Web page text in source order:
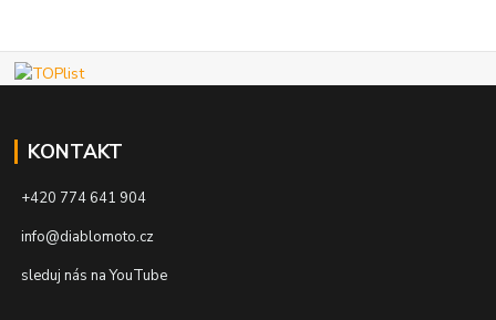
KONTAKT
+420 774 641 904
info@diablomoto.cz
sleduj nás na YouTube